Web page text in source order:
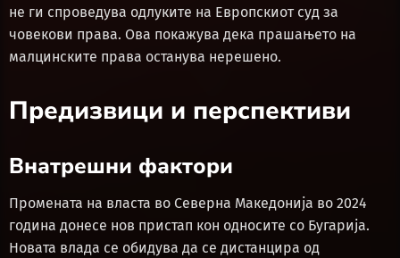
не ги спроведува одлуките на Европскиот суд за
човекови права. Ова покажува дека прашањето на
малцинските права останува нерешено.
Предизвици и перспективи
Внатрешни фактори
Промената на власта во Северна Македонија во 2024
година донесе нов пристап кон односите со Бугарија.
Новата влада се обидува да се дистанцира од